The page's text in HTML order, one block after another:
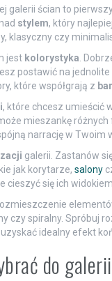
galerii ścian to
stylem, który
klasyczny czy
jest kolorystyka .
postawić na
które współgrają z
, które chcesz umieścić
mieszankę różnych
narrację w Twoim
galerii. Zastanów
jak korytarze, salony
cieszyć się ich widokiem.
czy spiralny. Spróbuj
idealny efekt
do